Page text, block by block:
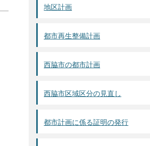
地区計画
都市再生整備計画
西脇市の都市計画
西脇市区域区分の見直し
都市計画に係る証明の発行